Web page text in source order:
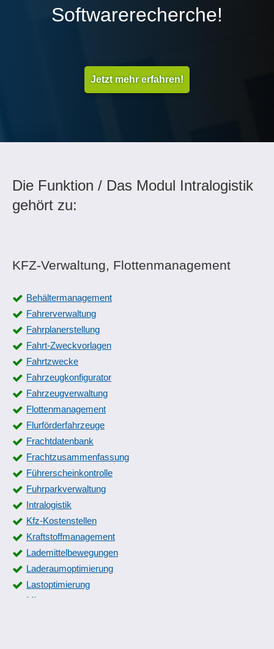
Softwarerecherche!
Jetzt mehr erfahren!
Die Funktion / Das Modul Intralogistik
gehört zu:
KFZ-Verwaltung, Flottenmanagement
Behältermanagement
Fahrerverwaltung
Fahrplanerstellung
Fahrt-Zweckvorlagen
Fahrtzwecke
Fahrzeugkonfigurator
Fahrzeugverwaltung
Flottenmanagement
Flurförderfahrzeuge
Frachtdatenbank
Frachtzusammenfassung
Führerscheinkontrolle
Fuhrparkverwaltung
Intralogistik
Kfz-Kostenstellen
Kraftstoffmanagement
Lademittelbewegungen
Laderaumoptimierung
Lastoptimierung
Mietvertragsmanagement